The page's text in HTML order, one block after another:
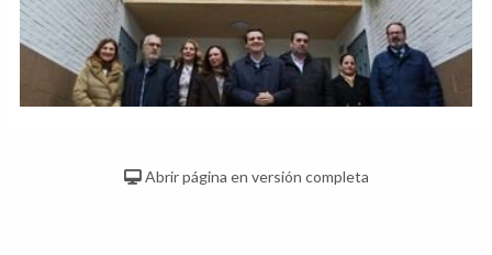
Abrir página en versión completa